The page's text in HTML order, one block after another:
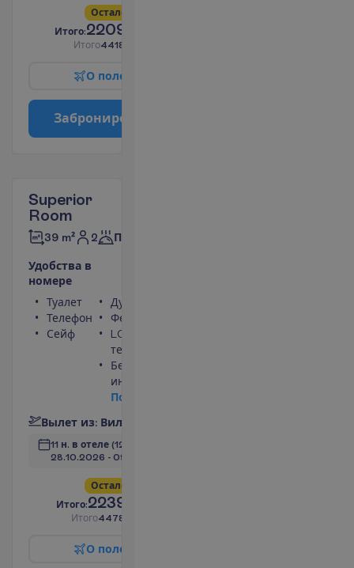
Остало
Итого:2209.00
Итого4418.00
О поле
Заброниро
Superior
Room
39 m² 2 Полупансион
Удобства в
номере
Туалет
Телефон
Сейф
Душ
Фен
LCD
телевизор
Беспроводной
интернет
По
Вылет из: Вил
11 н. в отеле (12 н. всего)
28.10.2026 - 09.11.2026
Остало
Итого:2239.00
Итого4478.00
О поле